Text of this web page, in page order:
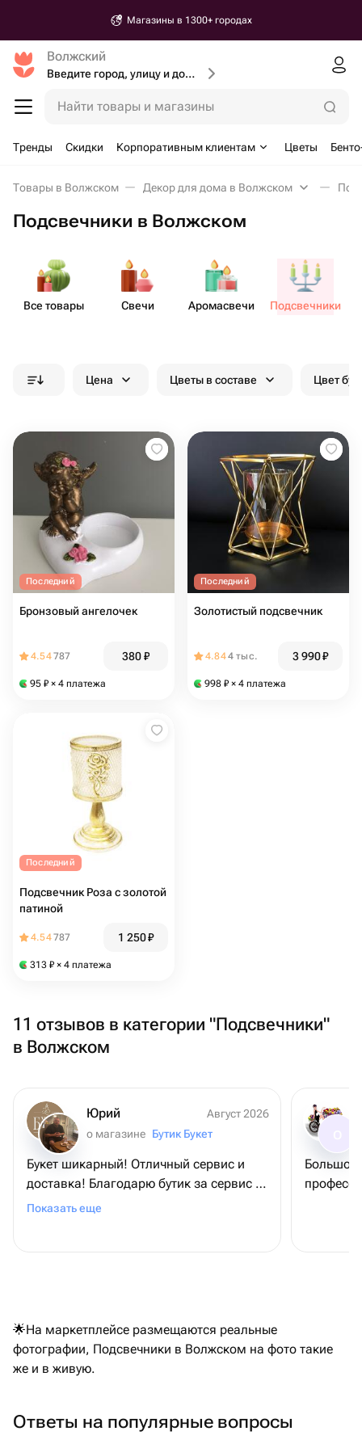
Магазины в 1300+ городах
Волжский
Введите город, улицу и дом доставки
Найти товары и магазины
Тренды Скидки Корпоративным клиентам Цветы
Товары в Волжском Декор для дома в Волжском
Подсвечники в Волжском
Все товары Свечи Аром​асвечи Подсв​ечники
Цена Цветы в составе Цвет
Последний
Бронзовый ангелочек
4.54787 380₽
95 ₽ × 4 платежа
Последний
Золотистый подсвечник
4.844 тыс. 3 990₽
998 ₽ × 4 платежа
Последний
Подсвечник Роза с золотой
патиной
4.54787 1 250₽
313 ₽ × 4 платежа
11 отзывов в категории "Подсвечники"
в Волжском
Юрий
Август 2026
о магазине Бутик Букет
Букет шикарный! Отличный сервис и
доставка! Благодарю бутик за сервис и
букет, - именинница довольна
Показать еще
Большое
🌟На маркетплейсе размещаются реальные
фотографии, Подсвечники в Волжском на фото такие
же и в живую.
Ответы на популярные вопросы